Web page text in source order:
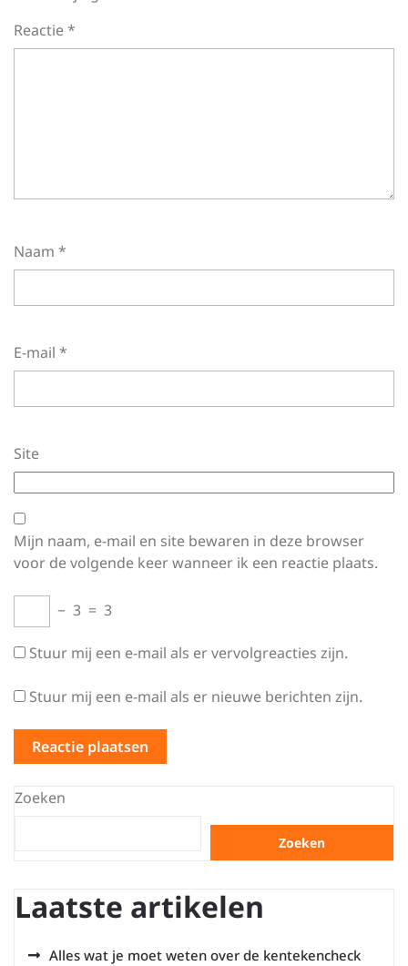
Reactie*
Naam *
E-mail *
Site
Mijn naam, e-mail en site bewaren in deze browser
voor de volgende keer wanneer ik een reactie plaats.
− 3 = 3
Stuur mij een e-mail als er vervolgreacties zijn.
Stuur mij een e-mail als er nieuwe berichten zijn.
Zoeken
Zoeken
Laatste artikelen
Alles wat je moet weten over de kentekencheck